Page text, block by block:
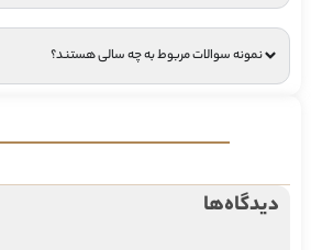
نمونه سوالات مربوط به چه سالی هستند؟
دیدگاه‌ها